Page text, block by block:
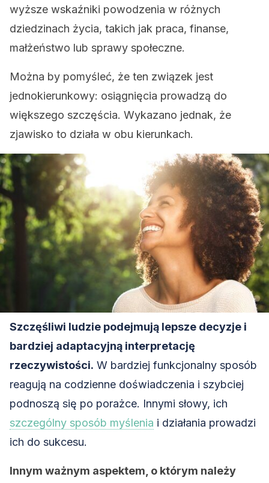
wyższe wskaźniki powodzenia w różnych
dziedzinach życia, takich jak praca, finanse,
małżeństwo lub sprawy społeczne.
Można by pomyśleć, że ten związek jest
jednokierunkowy: osiągnięcia prowadzą do
większego szczęścia. Wykazano jednak, że
zjawisko to działa w obu kierunkach.
Szczęśliwi ludzie podejmują lepsze decyzje i
bardziej adaptacyjną interpretację
rzeczywistości. W bardziej funkcjonalny sposób
reagują na codzienne doświadczenia i szybciej
podnoszą się po porażce. Innymi słowy, ich
szczególny sposób myślenia i działania prowadzi
ich do sukcesu.
Innym ważnym aspektem, o którym należy